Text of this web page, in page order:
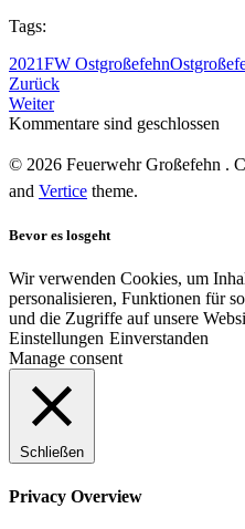
Tags:
2021FW Ostgroßefehn
Zurück
Weiter
Kommentare sind geschlossen
© 2026 Feuerwehr Großefehn .
and Vertice theme.
Bevor es losgeht
Wir verwenden Cookies, um
personalisieren, Funktionen für
und die Zugriffe auf unsere
Einstellungen Einverstanden
Manage consent
Schließen
Privacy Overview